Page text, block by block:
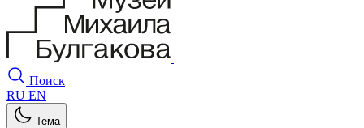
Поиск
RU EN
Тема